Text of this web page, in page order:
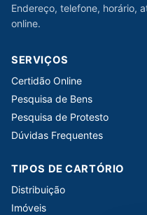
Endereço, telefone, horário,
online.
SERVIÇOS
Certidão Online
Pesquisa de Bens
Pesquisa de Protesto
Dúvidas Frequentes
TIPOS DE CARTÓRIO
Distribuição
Imóveis